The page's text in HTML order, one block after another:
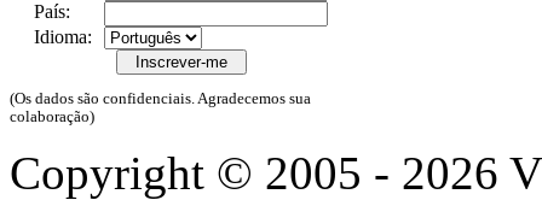
País:
Idioma:
(Os dados são confidenciais. Agradecemos sua
colaboração)
Copyright © 2005 - 2026